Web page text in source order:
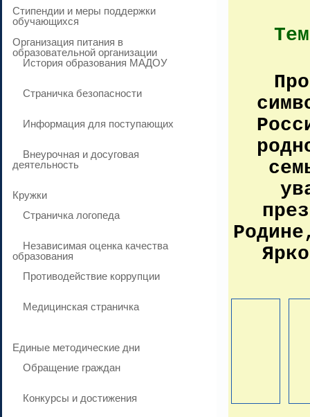
Стипендии и меры поддержки
обучающихся
Организация питания в
образовательной организации
История образования МАДОУ
Страничка безопасности
Информация для поступающих
Внеурочная и досуговая
деятельность
Кружки
Страничка логопеда
Независимая оценка качества
образования
Противодействие коррупции
Медицинская страничка
Единые методические дни
Обращение граждан
Конкурсы и достижения